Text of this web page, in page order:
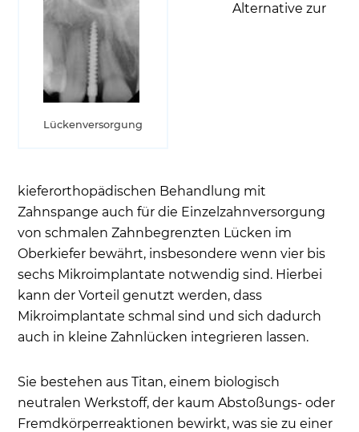
Lückenversorgung
Alternative zur
kieferorthopädischen Behandlung mit
Zahnspange auch für die Einzelzahnversorgung
von schmalen Zahnbegrenzten Lücken im
Oberkiefer bewährt, insbesondere wenn vier bis
sechs Mikroimplantate notwendig sind. Hierbei
kann der Vorteil genutzt werden, dass
Mikroimplantate schmal sind und sich dadurch
auch in kleine Zahnlücken integrieren lassen.
Sie bestehen aus Titan, einem biologisch
neutralen Werkstoff, der kaum Abstoßungs- oder
Fremdkörperreaktionen bewirkt, was sie zu einer